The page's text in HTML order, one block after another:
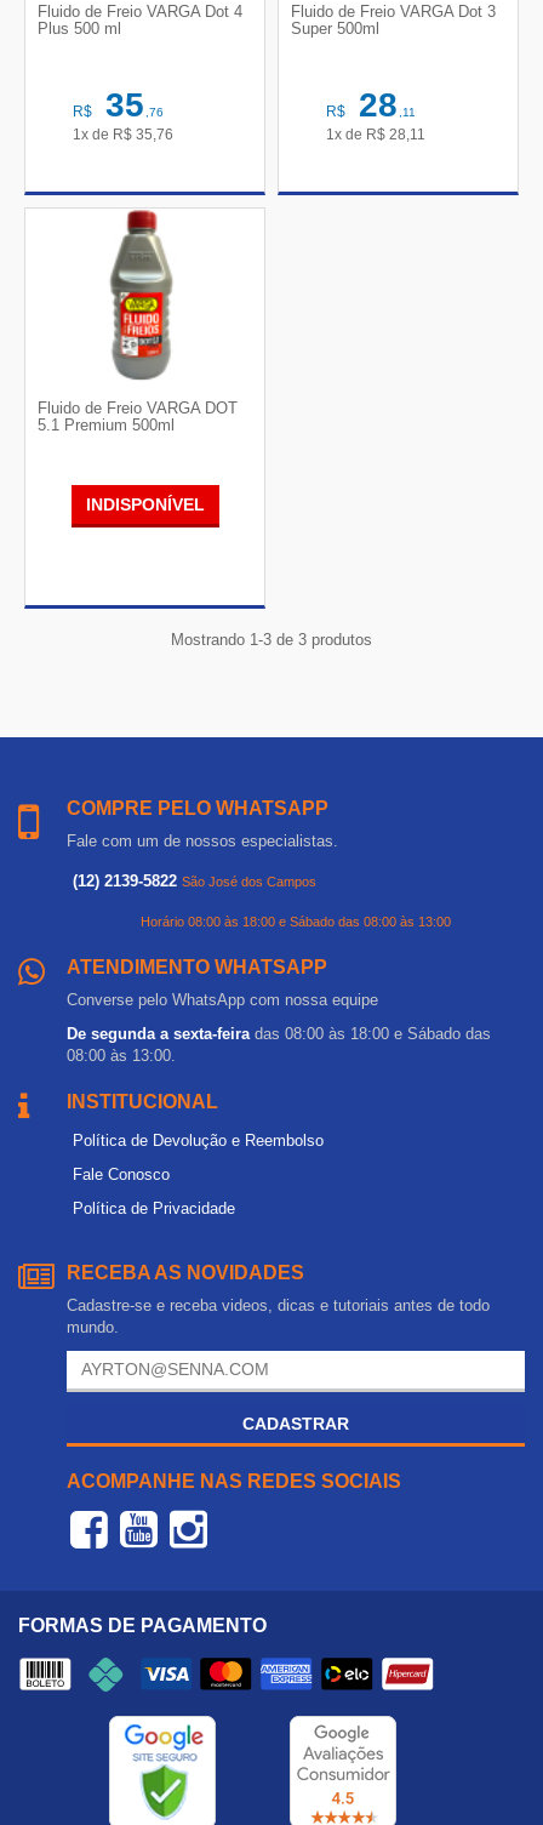
Fluido de Freio VARGA Dot 4
Plus 500 ml
R$ 35,76
1x de R$ 35,76
Fluido de Freio VARGA Dot 3
Super 500ml
R$ 28,11
1x de R$ 28,11
Fluido de Freio VARGA DOT
5.1 Premium 500ml
INDISPONÍVEL
Mostrando 1-3 de 3 produtos
COMPRE PELO WHATSAPP
Fale com um de nossos especialistas.
(12) 2139-5822 São José dos Campos
Horário 08:00 às 18:00 e Sábado das 08:00 às 13:00
ATENDIMENTO WHATSAPP
Converse pelo WhatsApp com nossa equipe
De segunda a sexta-feira das 08:00 às 18:00 e Sábado das
08:00 às 13:00.
INSTITUCIONAL
Política de Devolução e Reembolso
Fale Conosco
Política de Privacidade
RECEBA AS NOVIDADES
Cadastre-se e receba videos, dicas e tutoriais antes de todo
mundo.
CADASTRAR
ACOMPANHE NAS REDES SOCIAIS
FORMAS DE PAGAMENTO